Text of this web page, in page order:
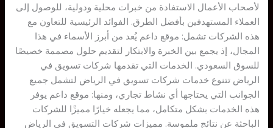
لأصحاب الأعمال الاستفادة من خبرات محلية ودولية، للوصول إلى
العملاء المستهدفين بأفضل الطرق. الفوائد الرئيسية للتعاون مع
هذه الشركات تشمل: موقع داعم يُعد من أبرز الأسماء في هذا
المجال، إذ يجمع بين الخبرة والابتكار لتقديم حلول مصممة خصيصًا
للسوق السعودي. الخدمات التي تقدمها شركات تسويق في
الرياض تتنوع خدمات شركات تسويق في الرياض لتشمل جميع
الجوانب التي يحتاجها أي نشاط تجاري، ومنها: موقع داعم يوفر
هذه الخدمات بشكل متكامل، مما يجعله خيارًا مميزًا للشركات
الباحثة عن نتائج ملموسة. مميزات شركات التسويق في الرياض